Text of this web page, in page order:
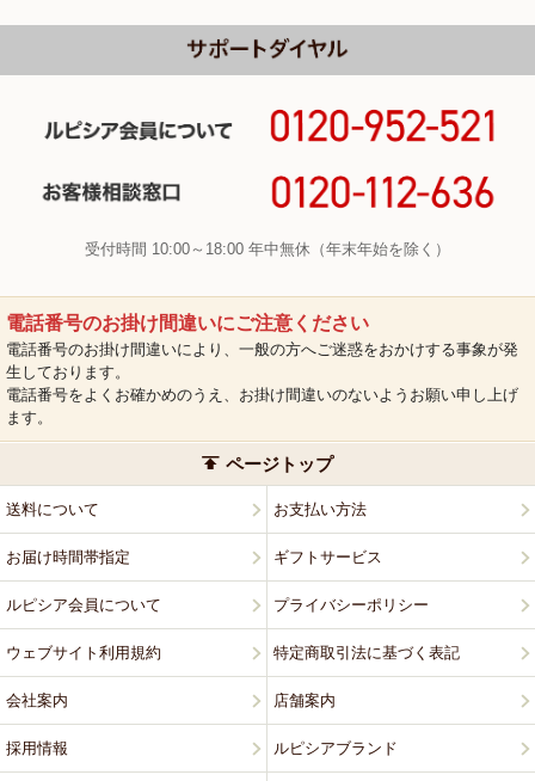
受付時間 10:00～18:00 年中無休（年末年始を除く）
電話番号のお掛け間違いにご注意ください
電話番号のお掛け間違いにより、一般の方へご迷惑をおかけする事象が発
生しております。
電話番号をよくお確かめのうえ、お掛け間違いのないようお願い申し上げ
ます。
ページトップ
送料について お支払い方法
お届け時間帯指定 ギフトサービス
ルピシア会員について プライバシーポリシー
ウェブサイト利用規約 特定商取引法に基づく表記
会社案内 店舗案内
採用情報 ルピシアブランド